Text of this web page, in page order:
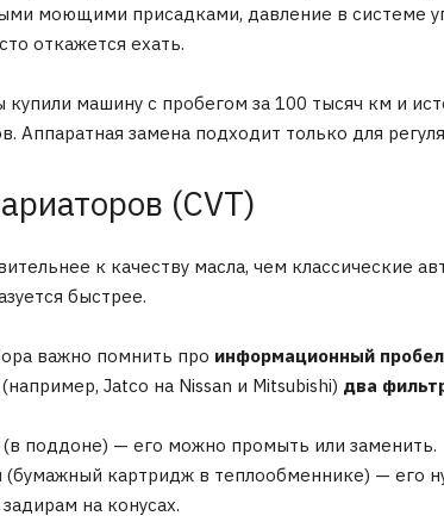
моющими присадками, давление в системе
откажется ехать.
купили машину с пробегом за 100 тысяч км и
Аппаратная замена подходит только для
(CVT)
к качеству масла, чем классические
быстрее.
важно помнить про информационный пробел
Jatco на Nissan и Mitsubishi) два
поддоне) — его можно промыть или заменить.
картридж в теплообменнике) — его
на конусах.